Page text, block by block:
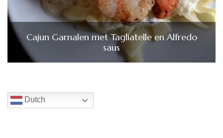
Cajun Garnalen met Tagliatelle en Alfredo
saus
Dutch